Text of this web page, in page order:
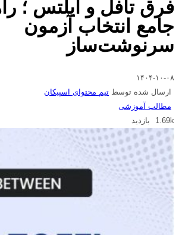
فرق تافل و آیلتس ؛
جامع انتخاب آزمون
سرنوشت‌ساز
۱۴۰۴-۱۰-۰۸
ارسال شده توسط تیم محتوای اسپیکان
مطالب آموزشی
1.69k بازدید